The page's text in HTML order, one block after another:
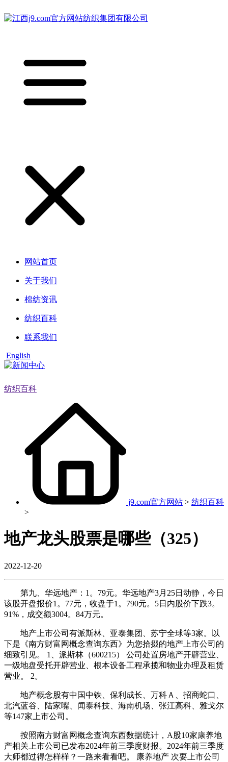
网站首页
关于我们
棉纺资讯
纺织百科
联系我们
English
纺织百科
j9.com官方网站 > 纺织百科
>
地产龙头股票是哪些（325）
2022-12-20
第九、华远地产：1。79元。华远地产3月25日动静，今日
该股开盘报价1。77元，收盘于1。790元。5日内股价下跌3。
91%，成交额3004。84万元。
地产上市公司有派斯林、亚泰集团、苏宁全球等3家。以
下是《南方财富网概念查询东西》为您拾掇的地产上市公司的
细致引见。 1、派斯林（600215） 公司处置房地产开辟营业、
一级地盘受托开辟营业、根本设备工程承揽和物业办理及租赁
营业。 2。
地产概念股有中国中铁、保利成长、万科Ａ、招商蛇口、
北汽蓝谷、陆家嘴、闻泰科技、海南机场、张江高科、雅戈尔
等147家上市公司。
按照南方财富网概念查询东西数据统计，A股10家康养地
产相关上市公司已发布2024年前三季度财报。2024年前三季度
大师都过得怎样样？一路来看看吧。 康养地产 次要上市公司